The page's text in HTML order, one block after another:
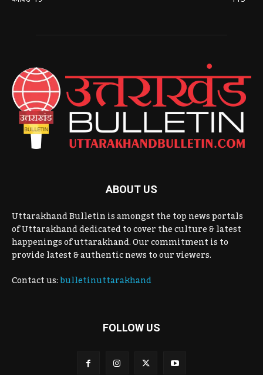
ABOUT US
Uttarakhand Bulletin is amongst the top news portals
of Uttarakhand dedicated to cover the culture & latest
happenings of uttarakhand. Our commitment is to
provide latest & authentic news to our viewers.
Contact us:bulletinuttarakhand
FOLLOW US